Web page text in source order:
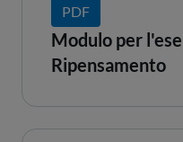
PDF
Modulo per
Ripensamento